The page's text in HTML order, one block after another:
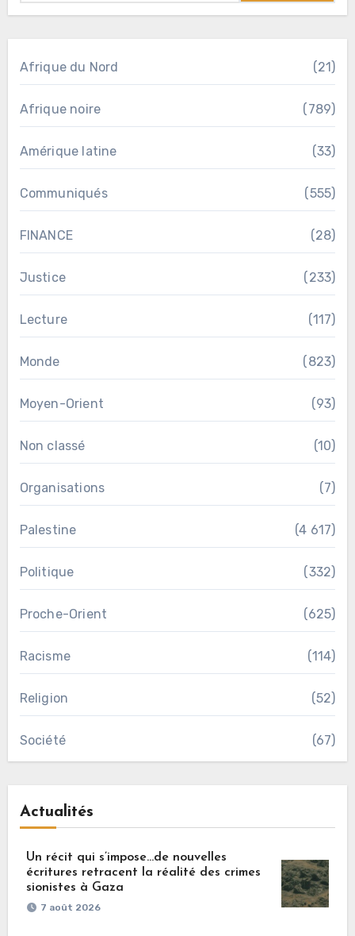
Afrique du Nord (21)
Afrique noire (789)
Amérique latine (33)
Communiqués (555)
FINANCE (28)
Justice (233)
Lecture (117)
Monde (823)
Moyen-Orient (93)
Non classé (10)
Organisations (7)
Palestine (4 617)
Politique (332)
Proche-Orient (625)
Racisme (114)
Religion (52)
Société (67)
Actualités
Un récit qui s’impose…de nouvelles
écritures retracent la réalité des crimes
sionistes à Gaza
7 août 2026